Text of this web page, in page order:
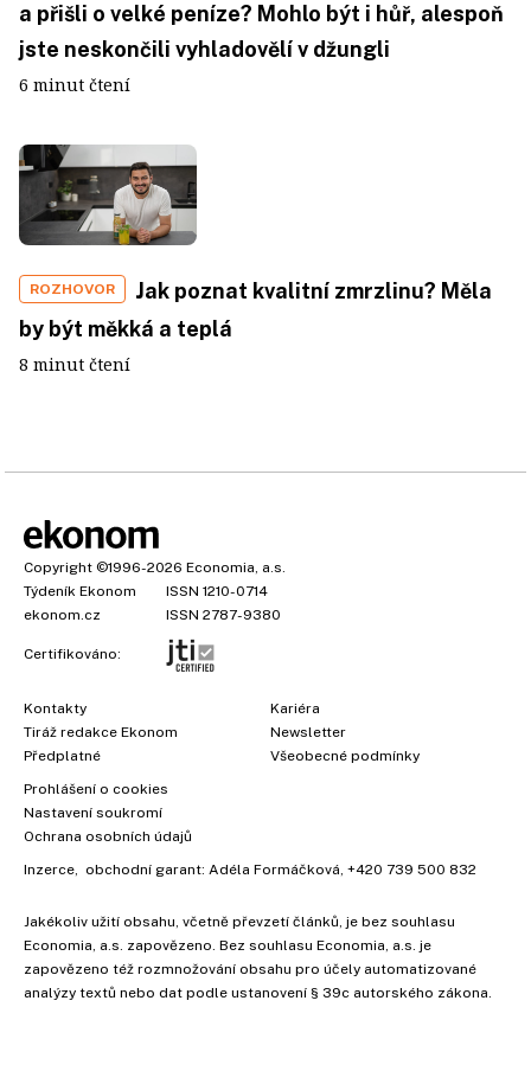
a přišli o velké peníze? Mohlo být i hůř, alespoň
jste neskončili vyhladovělí v džungli
6 minut čtení
ROZHOVOR
Jak poznat kvalitní zmrzlinu? Měla
by být měkká a teplá
8 minut čtení
Copyright ©1996-2026 Economia, a.s.
Týdeník Ekonom
ISSN 1210-0714
ekonom.cz
ISSN 2787-9380
Certifikováno:
Kontakty
Tiráž redakce Ekonom
Předplatné
Kariéra
Newsletter
Všeobecné podmínky
Prohlášení o cookies
Nastavení soukromí
Ochrana osobních údajů
Inzerce , obchodní garant: Adéla Formáčková +420 739 500 832
Jakékoliv užití obsahu, včetně převzetí článků, je bez souhlasu
Economia, a.s. zapovězeno. Bez souhlasu Economia, a.s. je
zapovězeno též rozmnožování obsahu pro účely automatizované
analýzy textů nebo dat podle ustanovení § 39c autorského zákona.